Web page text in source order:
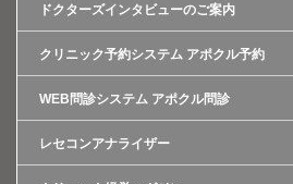
ドクターズインタビューのご案内
クリニック予約システム アポクル予約
WEB問診システム アポクル問診
レセコンアナライザー